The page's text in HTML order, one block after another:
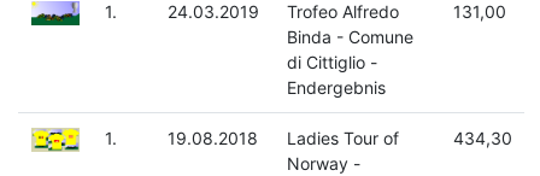
1. 24.03.2019
Trofeo Alfredo
Binda - Comune
di Cittiglio -
Endergebnis
131,00
1. 19.08.2018
Ladies Tour of
Norway -
434,30